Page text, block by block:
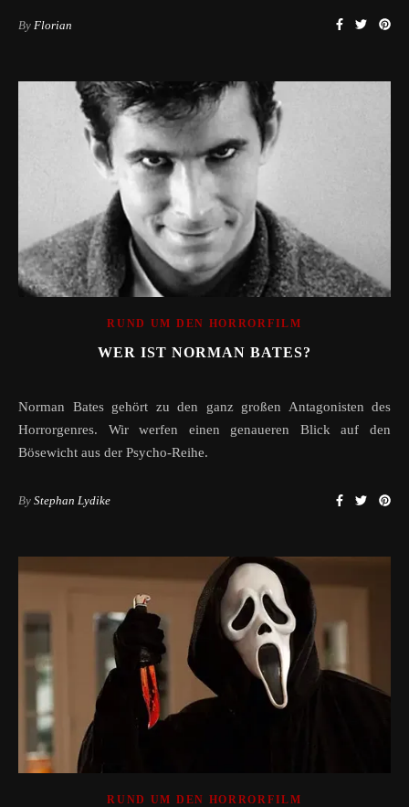
By Florian
RUND UM DEN HORRORFILM
WER IST NORMAN BATES?
Norman Bates gehört zu den ganz großen Antagonisten des
Horrorgenres. Wir werfen einen genaueren Blick auf den
Bösewicht aus der Psycho-Reihe.
By Stephan Lydike
RUND UM DEN HORRORFILM